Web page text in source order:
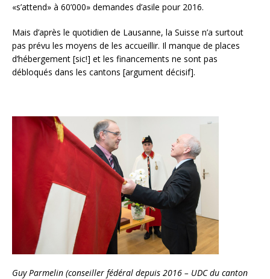
«s’attend» à 60’000» demandes d’asile pour 2016.
Mais d’après le quotidien de Lausanne, la Suisse n’a surtout
pas prévu les moyens de les accueillir. Il manque de places
d’hébergement [sic!] et les financements ne sont pas
débloqués dans les cantons [argument décisif].
Guy Parmelin (conseiller fédéral depuis 2016 – UDC du canton